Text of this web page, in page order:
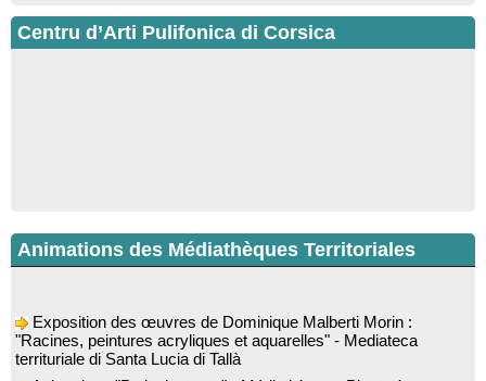
Centru d’Arti Pulifonica di Corsica
Animations des Médiathèques Territoriales
"Racines, peintures acryliques et aquarelles" - Mediateca
territuriale di Santa Lucia di Tallà